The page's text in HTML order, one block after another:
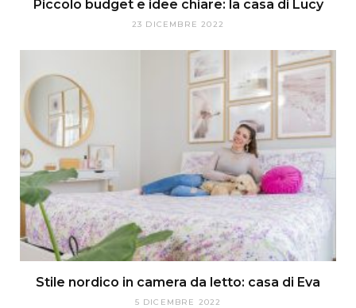
Piccolo budget e idee chiare: la casa di Lucy
23 DICEMBRE 2022
Stile nordico in camera da letto: casa di Eva
5 DICEMBRE 2022